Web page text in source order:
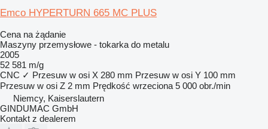
Emco HYPERTURN 665 MC PLUS
Cena na żądanie
Maszyny przemysłowe - tokarka do metalu
2005
52 581 m/g
CNC ✓ Przesuw w osi X 280 mm Przesuw w osi Y 100 mm
Przesuw w osi Z 2 mm Prędkość wrzeciona 5 000 obr./min
Niemcy, Kaiserslautern
GINDUMAC GmbH
Kontakt z dealerem